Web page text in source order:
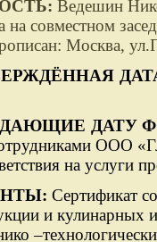
Ведешин
на совместном
Москва,
ДАТУ
ООО
на услуги
Сертификат
и кулинарных